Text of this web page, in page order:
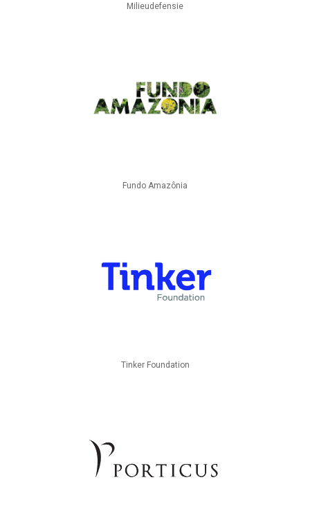
Milieudefensie
Fundo Amazônia
Tinker Foundation